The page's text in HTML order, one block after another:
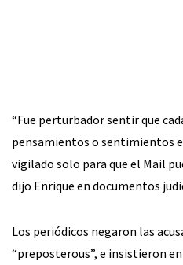
“Fue perturbador sentir que
pensamientos o sentimientos
vigilado solo para que el Mail
dijo Enrique en documentos
Los periódicos negaron las
“preposterous”, e insistieron